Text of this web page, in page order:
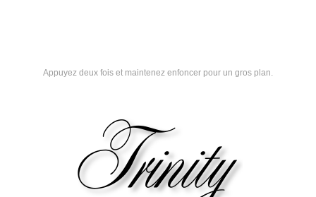
Appuyez deux fois et maintenez enfoncer pour un gros plan.